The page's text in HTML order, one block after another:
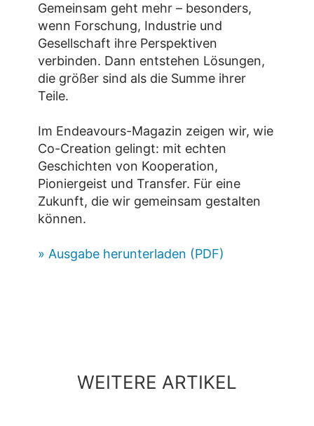
Gemeinsam geht mehr – besonders,
wenn Forschung, Industrie und
Gesellschaft ihre Perspektiven
verbinden. Dann entstehen Lösungen,
die größer sind als die Summe ihrer
Teile.
Im Endeavours-Magazin zeigen wir, wie
Co-Creation gelingt: mit echten
Geschichten von Kooperation,
Pioniergeist und Transfer. Für eine
Zukunft, die wir gemeinsam gestalten
können.
» Ausgabe herunterladen (PDF)
WEITERE ARTIKEL